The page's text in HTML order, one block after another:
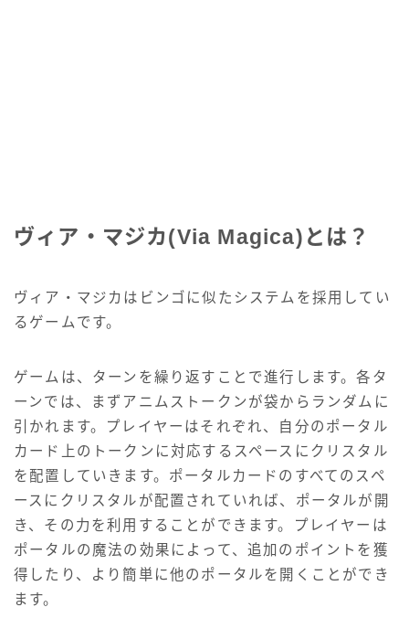
ヴィア・マジカ(Via Magica)とは？
ヴィア・マジカはビンゴに似たシステムを採用してい
るゲームです。
ゲームは、ターンを繰り返すことで進行します。各タ
ーンでは、まずアニムストークンが袋からランダムに
引かれます。プレイヤーはそれぞれ、自分のポータル
カード上のトークンに対応するスペースにクリスタル
を配置していきます。ポータルカードのすべてのスペ
ースにクリスタルが配置されていれば、ポータルが開
き、その力を利用することができます。プレイヤーは
ポータルの魔法の効果によって、追加のポイントを獲
得したり、より簡単に他のポータルを開くことができ
ます。